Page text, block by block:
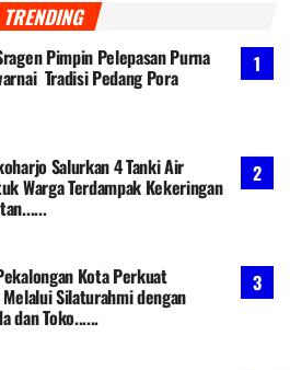
TRENDING
Pimpin Pelepasan Purna
Tradisi Pedang Pora
Salurkan 4 Tanki Air
Warga Terdampak Kekeringan
Kota Perkuat
Silaturahmi dengan
dan Toko......